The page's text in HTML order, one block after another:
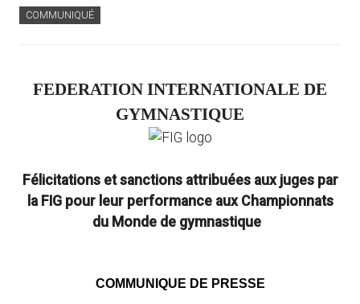
COMMUNIQUÉ
FEDERATION INTERNATIONALE DE
GYMNASTIQUE
Félicitations et sanctions attribuées aux juges par
la FIG pour leur performance aux Championnats
du Monde de gymnastique
COMMUNIQUE DE PRESSE